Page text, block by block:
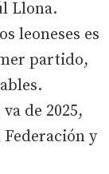
Llona.
leoneses es
partido,
de 2025,
y